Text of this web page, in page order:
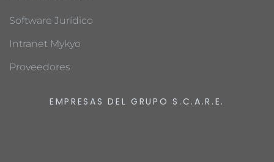
Software Jurídico
Intranet Mykyo
Proveedores
EMPRESAS DEL GRUPO S.C.A.R.E.